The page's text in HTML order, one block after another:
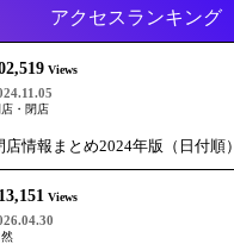
アクセスランキング
Views
店・閉店
情報まとめ2024年版（日付順）
Views
然